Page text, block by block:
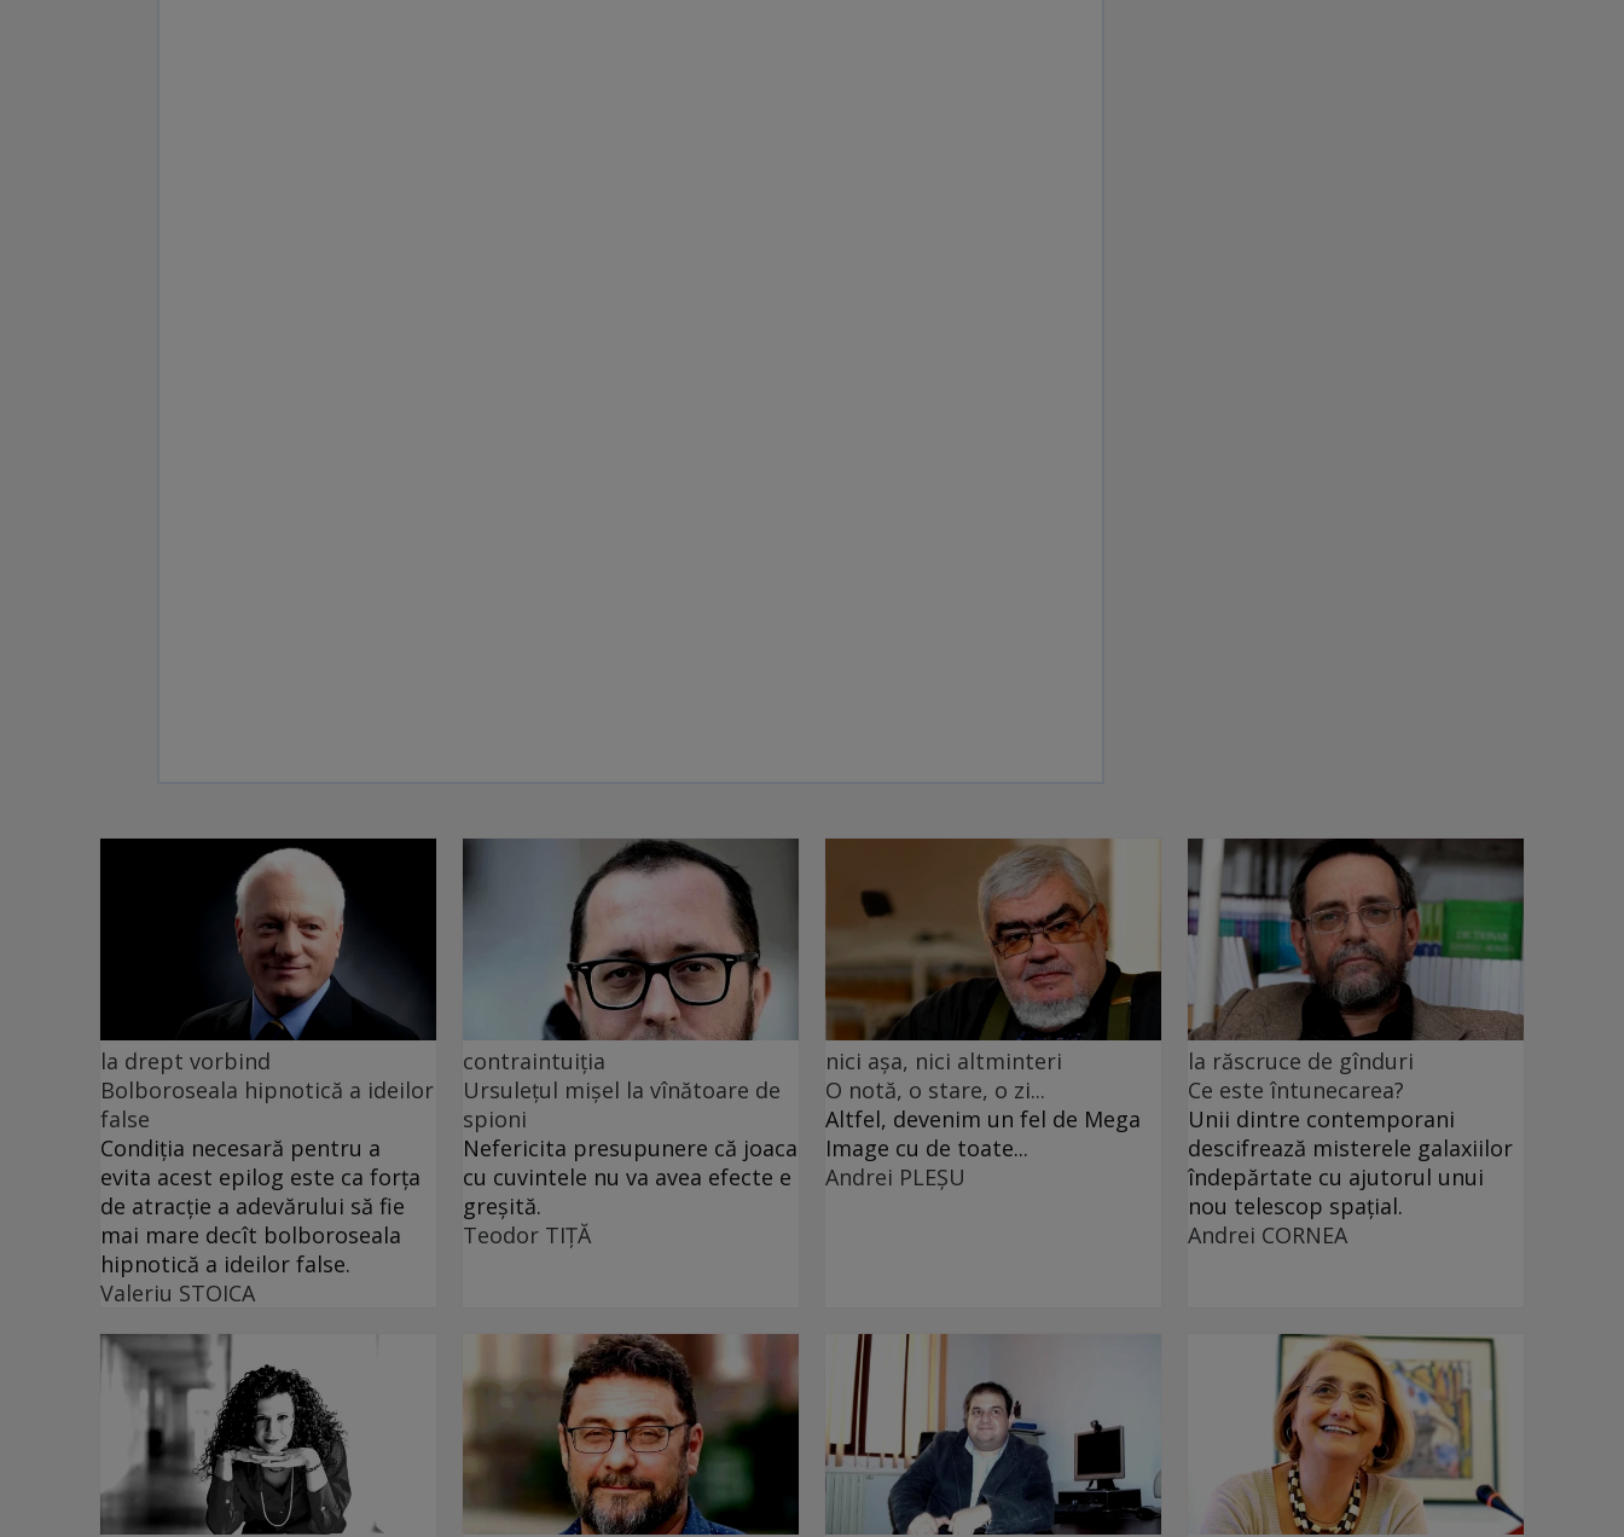
la drept vorbind
Bolboroseala hipnotică a ideilor
false
Condiția necesară pentru a
evita acest epilog este ca forța
de atracție a adevărului să fie
mai mare decît bolboroseala
hipnotică a ideilor false.
Valeriu STOICA
contraintuiția
Ursulețul mișel la vînătoare de
spioni
Nefericita presupunere că joaca
cu cuvintele nu va avea efecte e
greșită.
Teodor TIŢĂ
nici așa, nici altminteri
O notă, o stare, o zi...
Altfel, devenim un fel de Mega
Image cu de toate...
Andrei PLEŞU
la răscruce de gînduri
Ce este întunecarea?
Unii dintre contemporani
descifrează misterele galaxiilor
îndepărtate cu ajutorul unui
nou telescop spațial.
Andrei CORNEA